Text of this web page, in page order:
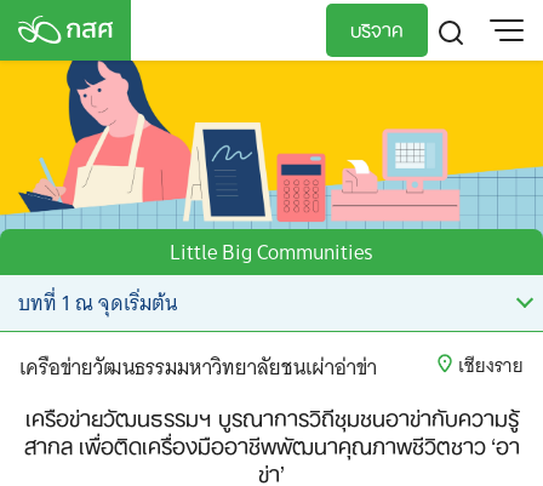
Skip
บริจาค
Little Big Communities
เครือข่ายวัฒนธรรมมหาวิทยาลัยชนเผ่าอ่าข่า เชียงราย
เครือข่ายวัฒนธรรมฯ บูรณาการวิถีชุมชนอาข่ากับความรู้
สากล เพื่อติดเครื่องมืออาชีพพัฒนาคุณภาพชีวิตชาว ‘อา
ข่า’